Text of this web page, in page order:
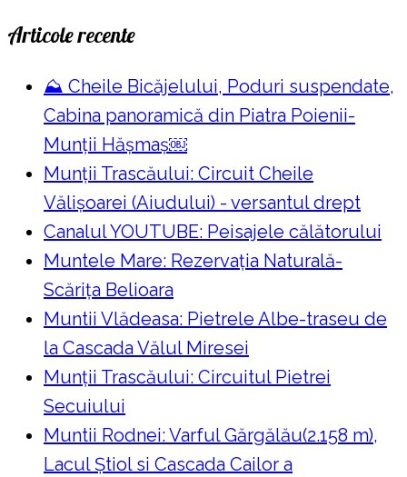
Articole recente
⛰️ Cheile Bicăjelului, Poduri suspendate,
Cabina panoramică din Piatra Poienii-
Munții Hășmaș￼
Munții Trascăului: Circuit Cheile
Vălișoarei (Aiudului) - versantul drept
Canalul YOUTUBE: Peisajele călătorului
Muntele Mare: Rezervaţia Naturală-
Scăriţa Belioara
Muntii Vlădeasa: Pietrele Albe-traseu de
la Cascada Vălul Miresei
Munții Trascăului: Circuitul Pietrei
Secuiului
Muntii Rodnei: Varful Gărgălău(2.158 m),
Lacul Ştiol si Cascada Cailor a